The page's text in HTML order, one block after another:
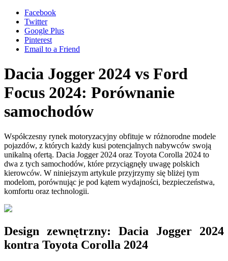
Facebook
Twitter
Google Plus
Pinterest
Email to a Friend
Dacia Jogger 2024 vs Ford
Focus 2024: Porównanie
samochodów
Współczesny rynek motoryzacyjny obfituje w różnorodne modele
pojazdów, z których każdy kusi potencjalnych nabywców swoją
unikalną ofertą. Dacia Jogger 2024 oraz Toyota Corolla 2024 to
dwa z tych samochodów, które przyciągnęły uwagę polskich
kierowców. W niniejszym artykule przyjrzymy się bliżej tym
modelom, porównując je pod kątem wydajności, bezpieczeństwa,
komfortu oraz technologii.
Design zewnętrzny: Dacia Jogger 2024
kontra Toyota Corolla 2024